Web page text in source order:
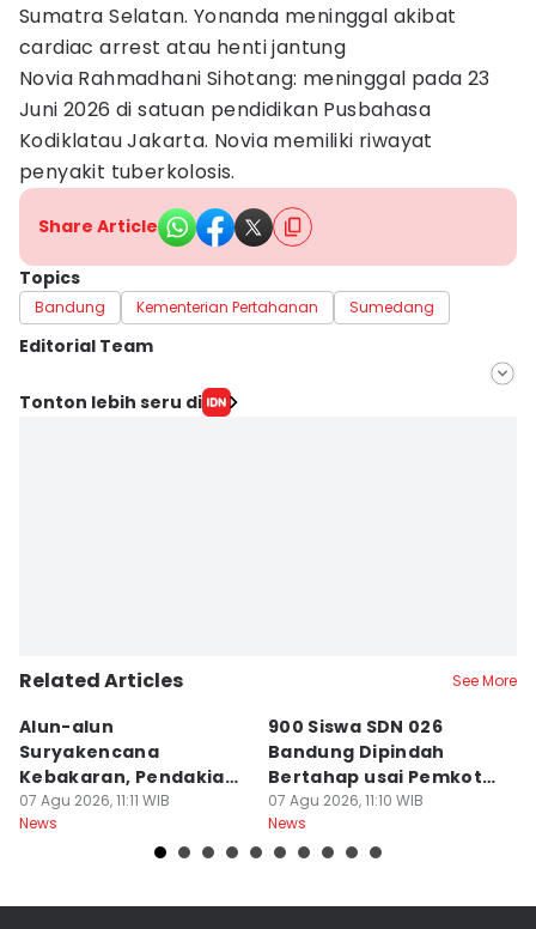
Sumatra Selatan. Yonanda meninggal akibat
cardiac arrest atau henti jantung
Novia Rahmadhani Sihotang: meninggal pada 23
Juni 2026 di satuan pendidikan Pusbahasa
Kodiklatau Jakarta. Novia memiliki riwayat
penyakit tuberkolosis.
Share Article
Topics
Bandung Kementerian Pertahanan Sumedang
Editorial Team
Editor
Tonton lebih seru di
Related Articles See More
Alun-alun
Suryakencana
Kebakaran, Pendakian
Gunung Gede Ditutup!
07 Agu 2026, 11:11 WIB
News
900 Siswa SDN 026
Bandung Dipindah
Bertahap usai Pemkot
Kalah Sengketa
07 Agu 2026, 11:10 WIB
News